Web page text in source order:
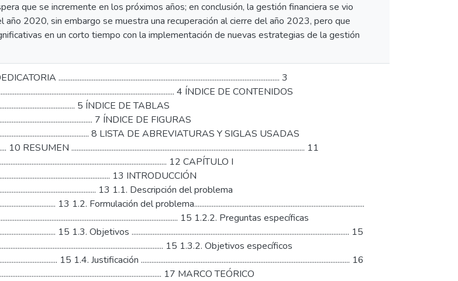
que se incremente en los próximos años; en conclusión, la gestión financiera se vio
año 2020, sin embargo se muestra una recuperación al cierre del año 2023, pero que
en un corto tiempo con la implementación de nuevas estrategias de la gestión
.............................................................................................................................. 3
4 ÍNDICE DE CONTENIDOS
5 ÍNDICE DE TABLAS
7 ÍNDICE DE FIGURAS
8 LISTA DE ABREVIATURAS Y SIGLAS USADAS
10 RESUMEN ..................................................................................................................................... 11
12 CAPÍTULO I
13 INTRODUCCIÓN
13 1.1. Descripción del problema
13 1.2. Formulación del problema.................................................................................................
15 1.2.2. Preguntas específicas
15 1.3. Objetivos ............................................................................................................................ 15
15 1.3.2. Objetivos específicos
15 1.4. Justificación ....................................................................................................................... 16
17 MARCO TEÓRICO